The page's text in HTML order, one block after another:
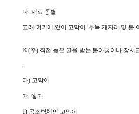
나. 재료 종별
고래 켜기에 있어 고막이 .두둑.개자리 및 불
※(주) 직접 높은 열을 받는 불아궁이나 장시
.
다) 고막이
가. 쌓기
1) 목조벽체의 고막이